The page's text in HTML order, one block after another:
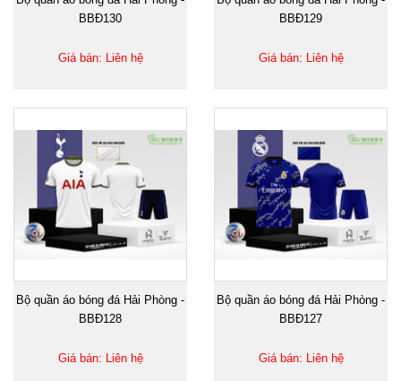
BBĐ130
Giá bán: Liên hệ
BBĐ129
Giá bán: Liên hệ
Bộ quần áo bóng đá Hải Phòng -
BBĐ128
Giá bán: Liên hệ
Bộ quần áo bóng đá Hải Phòng -
BBĐ127
Giá bán: Liên hệ